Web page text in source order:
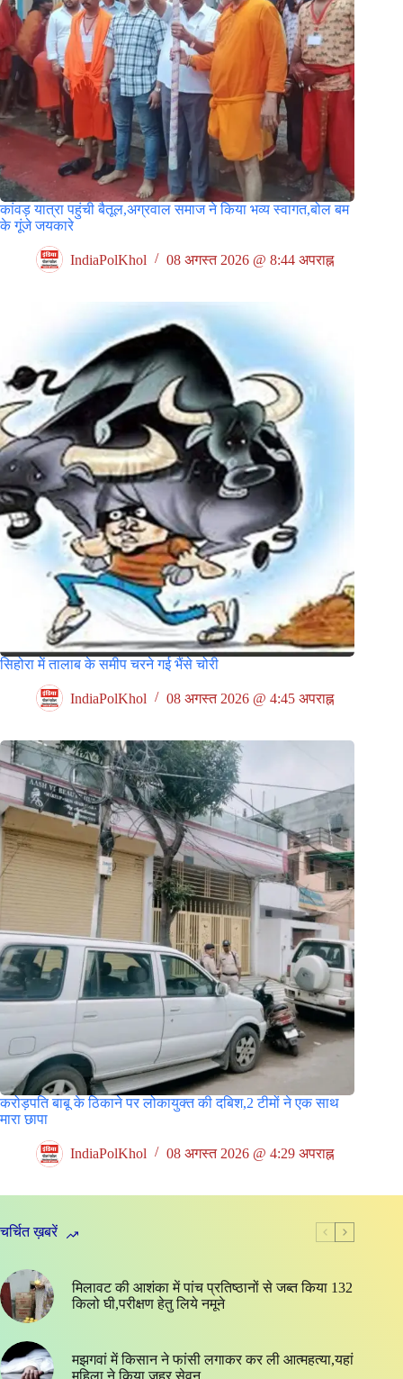
कांवड़ यात्रा पहुंची बैतूल,अग्रवाल समाज ने किया भव्य स्वागत,बोल बम
के गूंजे जयकारे
IndiaPolKhol 08 अगस्त 2026 @ 8:44 अपराह्न
सिहोरा में तालाब के समीप चरने गई भैंसे चोरी
IndiaPolKhol 08 अगस्त 2026 @ 4:45 अपराह्न
करोड़पति बाबू के ठिकाने पर लोकायुक्त की दबिश,2 टीमों ने एक साथ
मारा छापा
IndiaPolKhol 08 अगस्त 2026 @ 4:29 अपराह्न
चर्चित ख़बरें
मिलावट की आशंका में पांच प्रतिष्ठानों से जब्त किया 132
किलो घी,परीक्षण हेतु लिये नमूने
मझगवां में किसान ने फांसी लगाकर कर ली आत्महत्या,यहां